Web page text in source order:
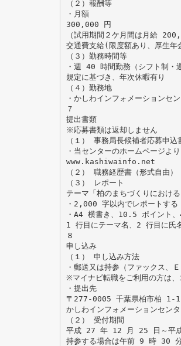
（２）報酬等
・月額
300,000 円
（試用期間２ケ月間は月給
交通費支給(限度額あり、厚生年
（３）勤務時間等
・週 40 時間勤務（シフト制・
規定に基づき、年次休暇有り
（４）勤務地
・かしわインフォメーションセ
７
提出書類
※応募書類は返却しません
（１） 事務局長候補者応募申込
・当センターのホームページよ
www.kashiwainfo.net
（２） 職務経歴書（形式自由）
（３） レポート
テーマ「柏のまちづくりにおけ
・2,000 字以内でレポートする
・A4 横書き、10.5 ポイント
1 行目にテーマ名、2 行目に氏
８
申し込み
（１） 申し込み方法
・郵送又は持参（ファックス、
※マイナビ転職をご利用の方は、
・提出先
〒277-0005 千葉県柏市柏 1-
かしわインフォメーションセン
（２） 受付期間
平成 27 年 12 月 25 日～平
持参する場合は午前 9 時 30